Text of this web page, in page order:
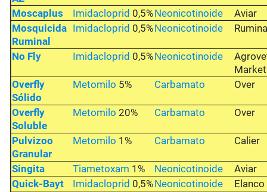
Moscaplus
Imidacloprid 0,5%Neonicotinoide
Aviar
Mosquicida
Ruminal
Imidacloprid 0,5%Neonicotinoide
No Fly Imidacloprid 0,5%Neonicotinoide
Market
Overfly
Sólido
Metomilo 5% Carbamato Over
Overfly
Soluble
Metomilo 20% Carbamato Over
Pulvizoo
Granular
Metomilo 1% Carbamato Calier
Singita Tiametoxam 1% Neonicotinoide
Aviar
Quick-Bayt
Imidacloprid 0,5%Neonicotinoide
Elanco